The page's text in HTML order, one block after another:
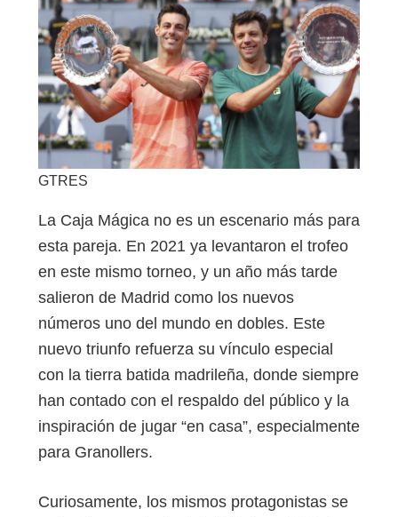
GTRES
La Caja Mágica no es un escenario más para
esta pareja. En 2021 ya levantaron el trofeo
en este mismo torneo, y un año más tarde
salieron de Madrid como los nuevos
números uno del mundo en dobles. Este
nuevo triunfo refuerza su vínculo especial
con la tierra batida madrileña, donde siempre
han contado con el respaldo del público y la
inspiración de jugar “en casa”, especialmente
para Granollers.
Curiosamente, los mismos protagonistas se